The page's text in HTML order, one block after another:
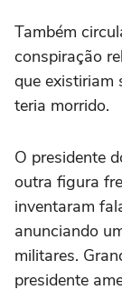
Também
conspiração
que existiriam
teria morrido.
O presidente
outra figura
inventaram
anunciando
militares.
presidente